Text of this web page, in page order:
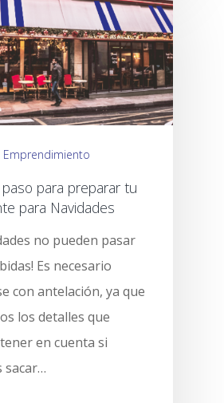
Emprendimiento
para preparar tu
para Navidades
no pueden pasar
Es necesario
con antelación, ya que
los detalles que
en cuenta si
sacar…